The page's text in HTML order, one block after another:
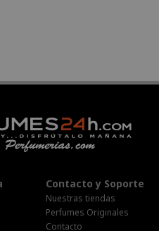
Contacto y Soporte
Nuestras tiendas
Perfumes Originales
Contacto